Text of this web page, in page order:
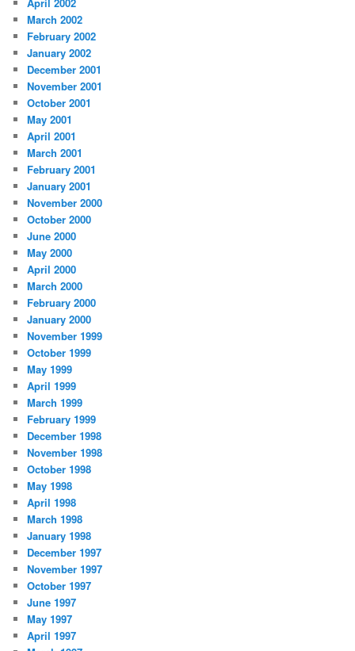
March 2002
February 2002
January 2002
December 2001
November 2001
October 2001
May 2001
April 2001
March 2001
February 2001
January 2001
November 2000
October 2000
June 2000
May 2000
April 2000
March 2000
February 2000
January 2000
November 1999
October 1999
May 1999
April 1999
March 1999
February 1999
December 1998
November 1998
October 1998
May 1998
April 1998
March 1998
January 1998
December 1997
November 1997
October 1997
June 1997
May 1997
April 1997